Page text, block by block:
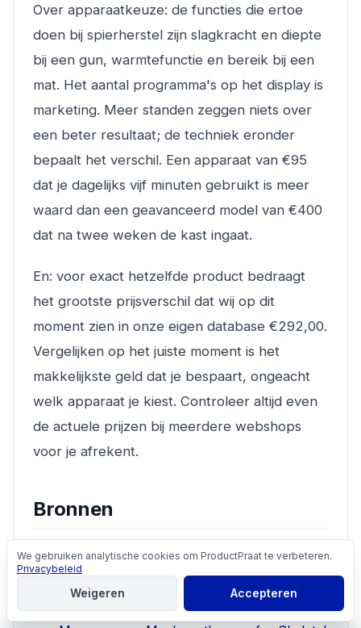
Over apparaatkeuze: de functies die ertoe
doen bij spierherstel zijn slagkracht en diepte
bij een gun, warmtefunctie en bereik bij een
mat. Het aantal programma's op het display is
marketing. Meer standen zeggen niets over
een beter resultaat; de techniek eronder
bepaalt het verschil. Een apparaat van €95
dat je dagelijks vijf minuten gebruikt is meer
waard dan een geavanceerd model van €400
dat na twee weken de kast ingaat.
En: voor exact hetzelfde product bedraagt
het grootste prijsverschil dat wij op dit
moment zien in onze eigen database €292,00.
Vergelijken op het juiste moment is het
makkelijkste geld dat je bespaart, ongeacht
welk apparaat je kiest. Controleer altijd even
de actuele prijzen bij meerdere webshops
voor je afrekent.
Bronnen
Massage increases satellite cell number
independent of age-associated alterations in
sarcolemma permeability
Cookies
We gebruiken analytische cookies om ProductPraat te verbeteren.
Privacybeleid
Weigeren Accepteren